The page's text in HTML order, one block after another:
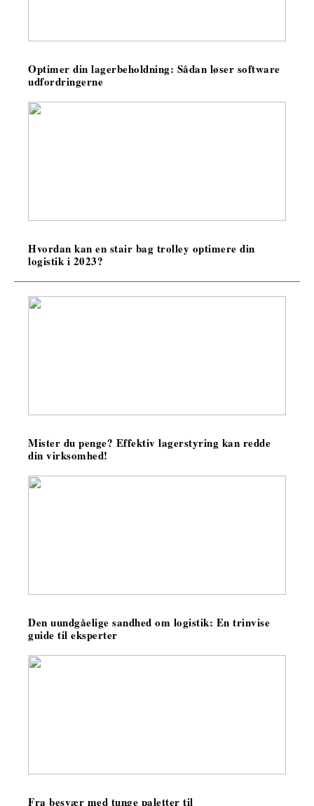
Optimer din lagerbeholdning: Sådan løser software
udfordringerne
Hvordan kan en stair bag trolley optimere din
logistik i 2023?
Mister du penge? Effektiv lagerstyring kan redde
din virksomhed!
Den uundgåelige sandhed om logistik: En trinvise
guide til eksperter
Fra besvær med tunge paletter til